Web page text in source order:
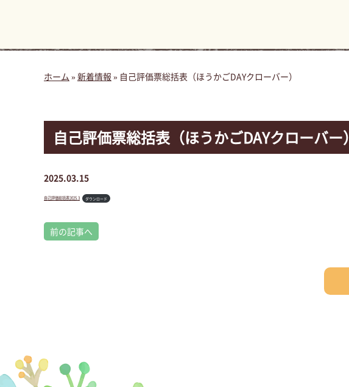
ホーム »新着情報 » 自己評価票総括表（ほうかごDAYクローバー）
自己評価票総括表（ほうかごDAYクローバー）
2025.03.15
自己評価総括表2025.3 ダウンロード
前の記事へ